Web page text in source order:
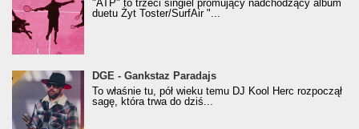
"ATP" to trzeci singiel promujący nadchodzący album
duetu Żyt Toster/SurfAir "...
donGURALesko z nagrodą za
Klasyczny/Trueschoolowy Album Roku
(Popkillery 2023)
DGE - Gankstaz Paradajs
To właśnie tu, pół wieku temu DJ Kool Herc rozpoczął
sagę, która trwa do dziś...